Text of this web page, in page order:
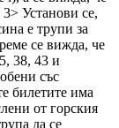
Установи се,
е трупи за
се вижда, че
38, 43 и
със
билетите има
от горския
да се